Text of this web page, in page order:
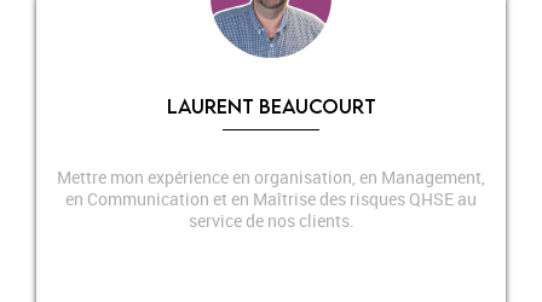
LAURENT BEAUCOURT
Mettre mon expérience en organisation, en Management,
en Communication et en Maîtrise des risques QHSE au
service de nos clients.